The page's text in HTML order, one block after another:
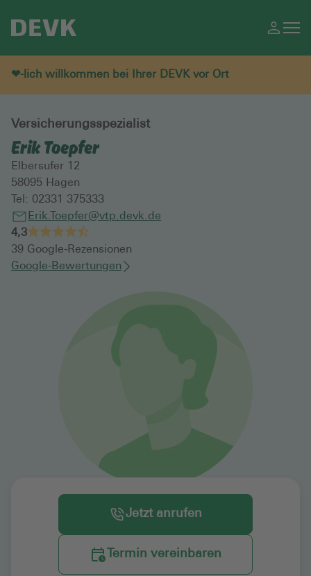
❤-lich willkommen bei Ihrer DEVK vor Ort
Versicherungsspezialist
Erik Toepfer
Elbersufer 12
58095 Hagen
Tel: 02331 375333
Erik.Toepfer@vtp.devk.de
4,3
39 Google-Rezensionen
Google-Bewertungen
Jetzt anrufen
Termin vereinbaren